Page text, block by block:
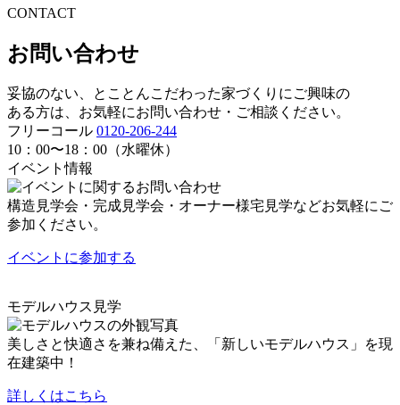
CONTACT
お問い合わせ
妥協のない、とことんこだわった家づくりにご興味の
ある方は、お気軽にお問い合わせ・ご相談ください。
フリーコール 0120-206-244
10：00〜18：00（水曜休）
イベント情報
構造見学会・完成見学会・オーナー様宅見学などお気軽にご
参加ください。
イベントに参加する
モデルハウス見学
美しさと快適さを兼ね備えた、「新しいモデルハウス」を現
在建築中！
詳しくはこちら